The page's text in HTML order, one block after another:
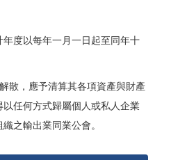
度以每年一月一日起至同年十
，應予清算其各項資產與財產
任何方式歸屬個人或私人企業
之輸出業同業公會。